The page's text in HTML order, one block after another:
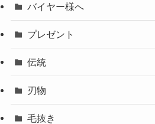
バイヤー様へ
プレゼント
伝統
刃物
毛抜き